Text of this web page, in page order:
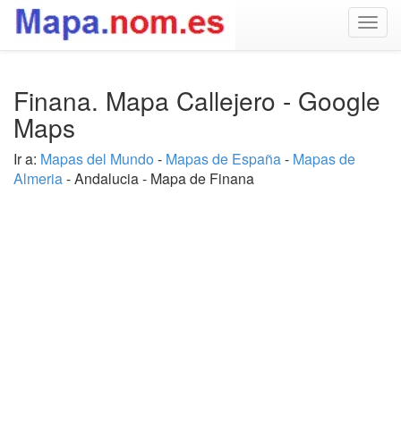
Finana. Mapa Callejero - Google
Maps
Ir a: Mapas del Mundo - Mapas de España- Mapas de
Almeria- Andalucia - Mapa de Finana